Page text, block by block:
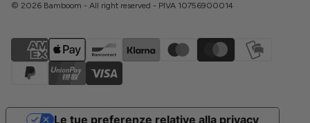
© 2026 Bamboom - All right reserved - PIVA 10756900014
Le tue preferenze relative alla privacy